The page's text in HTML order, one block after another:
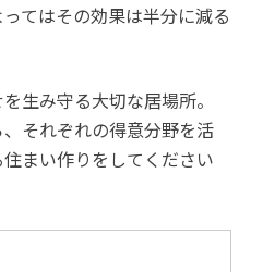
てはその効果は半分に減る
生み守る大切な居場所。
それぞれの得意分野を活
まい作りをしてください